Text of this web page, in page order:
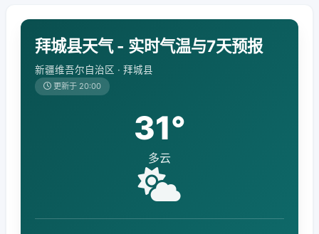
拜城县天气 - 实时气温与7天预报
新疆维吾尔自治区 · 拜城县
更新于 20:00
31°
多云